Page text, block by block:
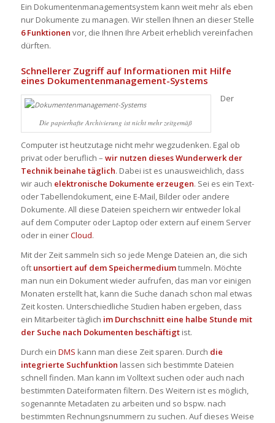
Ein Dokumentenmanagementsystem kann weit mehr als eben
nur Dokumente zu managen. Wir stellen Ihnen an dieser Stelle
6 Funktionen vor, die Ihnen Ihre Arbeit erheblich vereinfachen
dürften.
Schnellerer Zugriff auf Informationen mit Hilfe
eines Dokumentenmanagement-Systems
Die papierhafte Archivierung ist nicht mehr zeitgemäß
Der
Computer ist heutzutage nicht mehr wegzudenken. Egal ob
privat oder beruflich – wir nutzen dieses Wunderwerk der
Technik beinahe täglich. Dabei ist es unausweichlich, dass
wir auch elektronische Dokumente erzeugen. Sei es ein Text-
oder Tabellendokument, eine E-Mail, Bilder oder andere
Dokumente. All diese Dateien speichern wir entweder lokal
auf dem Computer oder Laptop oder extern auf einem Server
oder in einerCloud.
Mit der Zeit sammeln sich so jede Menge Dateien an, die sich
oft unsortiert auf dem Speichermediumtummeln. Möchte
man nun ein Dokument wieder aufrufen, das man vor einigen
Monaten erstellt hat, kann die Suche danach schon mal etwas
Zeit kosten. Unterschiedliche Studien haben ergeben, dass
ein Mitarbeiter täglich im Durchschnitt eine halbe Stunde mit
der Suche nach Dokumenten beschäftigtist.
Durch ein DMS kann man diese Zeit sparen. Durch die
integrierte Suchfunktion lassen sich bestimmte Dateien
schnell finden. Man kann im Volltext suchen oder auch nach
bestimmten Dateiformaten filtern. Des Weitern ist es möglich,
sogenannte Metadaten zu arbeiten und so bspw. nach
bestimmten Rechnungsnummern zu suchen. Auf dieses Weise